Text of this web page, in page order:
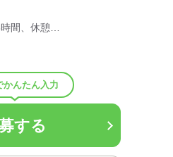
間、休憩…
かんたん入力
する